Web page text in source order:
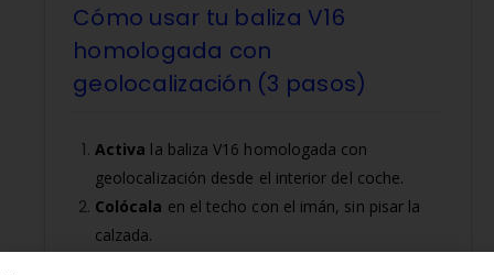
Cómo usar tu baliza V16
homologada con
geolocalización (3 pasos)
Activa la baliza V16 homologada con
geolocalización desde el interior del coche.
Colócala en el techo con el imán, sin pisar la
calzada.